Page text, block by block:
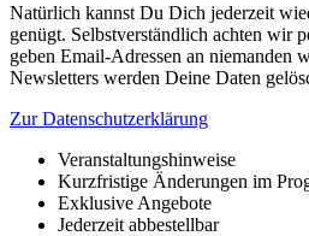
Natürlich kannst Du Dich jederzeit
genügt. Selbstverständlich achten wir
geben Email-Adressen an niemanden
Newsletters werden Deine Daten
Zur Datenschutzerklärung
Veranstaltungshinweise
Kurzfristige Änderungen im
Exklusive Angebote
Jederzeit abbestellbar